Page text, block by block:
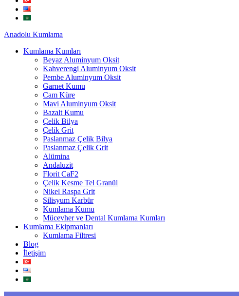
Anadolu Kumlama
Kumlama Kumları
Beyaz Aluminyum Oksit
Kahverengi Aluminyum Oksit
Pembe Aluminyum Oksit
Garnet Kumu
Cam Küre
Mavi Aluminyum Oksit
Bazalt Kumu
Çelik Bilya
Çelik Grit
Paslanmaz Çelik Bilya
Paslanmaz Çelik Grit
Alümina
Andaluzit
Florit CaF2
Çelik Kesme Tel Granül
Nikel Raspa Grit
Silisyum Karbür
Kumlama Kumu
Mücevher ve Dental Kumlama Kumları
Kumlama Ekipmanları
Kumlama Filtresi
Blog
İletişim